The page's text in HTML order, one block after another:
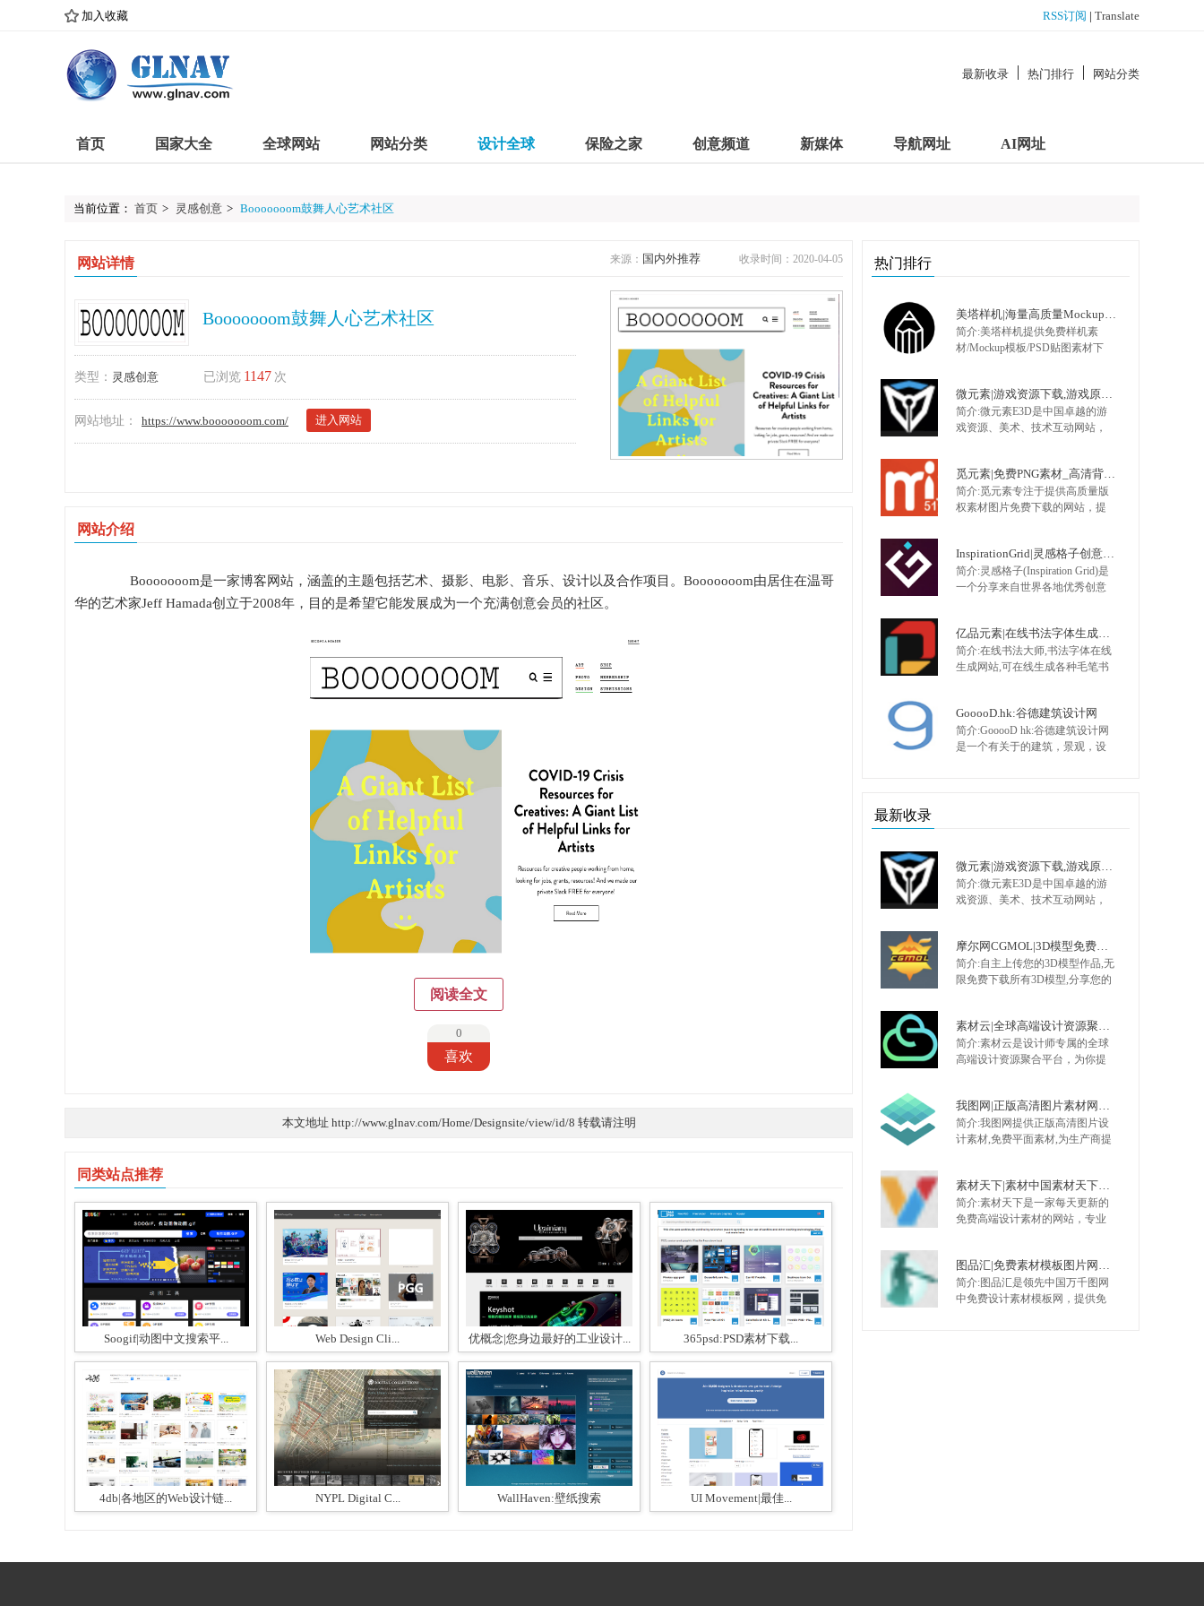
加入收藏 RSS订阅 | Translate
最新收录 热门排行 网站分类
首页 国家大全 全球网站 网站分类 设计全球 保险之家 创意频道 新媒体 导航网址 AI网址
当前位置： 首页 > 灵感创意 > Booooooom鼓舞人心艺术社区
网站详情 来源： 国内外推荐 收录时间：2020-04-05
Booooooom鼓舞人心艺术社区
类型： 灵感创意 已浏览 1147 次
网站地址： https://www.booooooom.com/ 进入网站
网站介绍
Booooooom是一家博客网站，涵盖的主题包括艺术、摄影、电影、音乐、设计以及合作项目。Booooooom由居住在温哥
华的艺术家Jeff Hamada创立于2008年，目的是希望它能发展成为一个充满创意会员的社区。
阅读全文
0
喜欢
本文地址 http://www.glnav.com/Home/Designsite/view/id/8 转载请注明
同类站点推荐
Soogif|动图中文搜索平... Web Design Cli... 优概念|您身边最好的工业设计... 365psd:PSD素材下载...
4db|各地区的Web设计链... NYPL Digital C... WallHaven:壁纸搜索 UI Movement|最佳...
热门排行
美塔样机|海量高质量Mockup模板|PSD样机|展示模型
简介:美塔样机提供免费样机素
材/Mockup模板/PSD贴图素材下
频饮料样机、药品保健样机、各
类盒子、包装盒、包装箱、牛皮
纸箱、电子产品样机、办公样
微元素|游戏资源下载,游戏原画,手机游戏资源,游戏开发资源 - Element3ds.com!
简介:微元素E3D是中国卓越的游
戏资源、美术、技术互动网站，
插画，Unity技术,UI，特效，动画
等 大量不断更新的优质资源，是
游戏开发者CG爱好者首选。
觅元素|免费PNG素材_高清背景图片免费下载网站
简介:觅元素专注于提供高质量版
权素材图片免费下载的网站，提
版权素材就来觅元素
InspirationGrid|灵感格子创意案例网
简介:灵感格子(Inspiration Grid)是
一个分享来自世界各地优秀创意
影、建筑、时尚、包装设计、产
品设计、平面设计等，该网站成
立于2011年，想要寻找更多的灵
亿品元素|在线书法字体生成网站
简介:在线书法大师,书法字体在线
生成网站,可在线生成各种毛笔书
辑。可选书法字体有行书书法
体、草书体、楷体、隶书、篆书
等；可以设置书法字体大小、字
GooooD.hk:谷德建筑设计网
简介:GooooD hk:谷德建筑设计网
是一个有关于的建筑，景观，设
最新收录
微元素|游戏资源下载,游戏原画,手机游戏资源,游戏开发资源 - Element3ds.com!
简介:微元素E3D是中国卓越的游
戏资源、美术、技术互动网站，
插画，Unity技术,UI，特效，动画
等 大量不断更新的优质资源，是
游戏开发者CG爱好者首选。
摩尔网CGMOL|3D模型免费共享,出售交易平台,设计师互动平台,分享改变未来
简介:自主上传您的3D模型作品,无
限免费下载所有3D模型,分享您的
卖钱网,3D模型共享出售中心：摩
尔网
素材云|全球高端设计资源聚合平台
简介:素材云是设计师专属的全球
高端设计资源聚合平台，为你提
designcuts、gumroad、3d sky等各
大知名平台的UI素材、海报模
板、办公素材、3D模型、CAD图
我图网|正版高清图片素材网站,免费平面,品牌包装,背景墙,装饰画素材下载
简介:我图网提供正版高清图片设
计素材,免费平面素材,为生产商提
机/CAD/印花图案以及党政类的
PPT/Word/Excel模板下载.
素材天下|素材中国素材天下专业设计素材网
简介:素材天下是一家每天更新的
免费高端设计素材的网站，专业
素材中国素材天下，致力于成为
国内设计天天使用的素材网站。
图品汇|免费素材模板图片网，设计师都在使用的免费素材图片平台
简介:图品汇是领先中国万千图网
中免费设计素材模板网，提供免